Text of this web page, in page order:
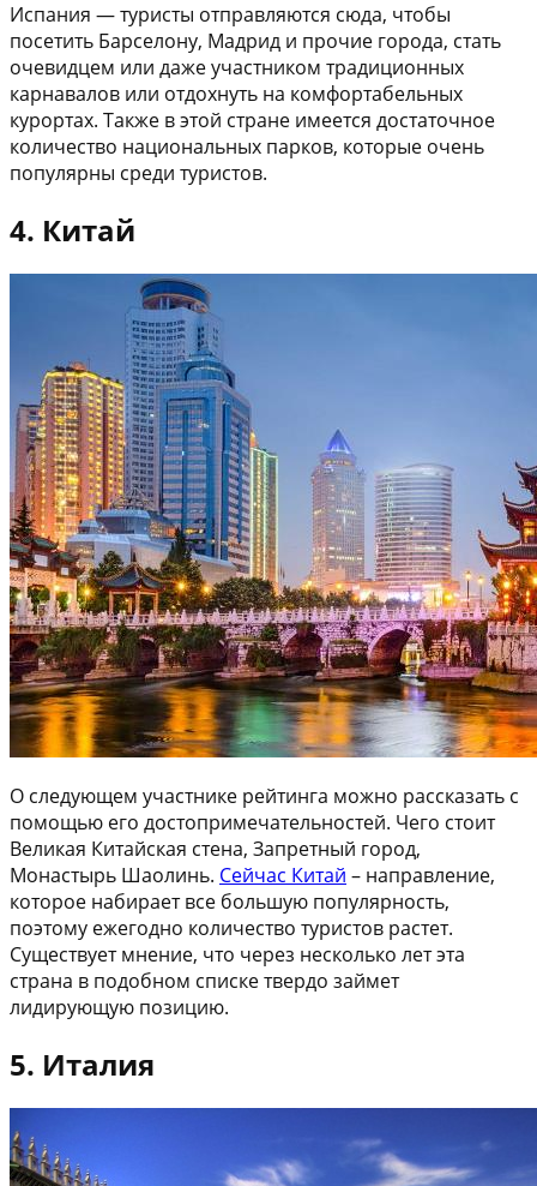
Испания — туристы отправляются сюда, чтобы
посетить Барселону, Мадрид и прочие города, стать
очевидцем или даже участником традиционных
карнавалов или отдохнуть на комфортабельных
курортах. Также в этой стране имеется достаточное
количество национальных парков, которые очень
популярны среди туристов.
4. Китай
О следующем участнике рейтинга можно рассказать с
помощью его достопримечательностей. Чего стоит
Великая Китайская стена, Запретный город,
Монастырь Шаолинь. Сейчас Китай – направление,
которое набирает все большую популярность,
поэтому ежегодно количество туристов растет.
Существует мнение, что через несколько лет эта
страна в подобном списке твердо займет
лидирующую позицию.
5. Италия